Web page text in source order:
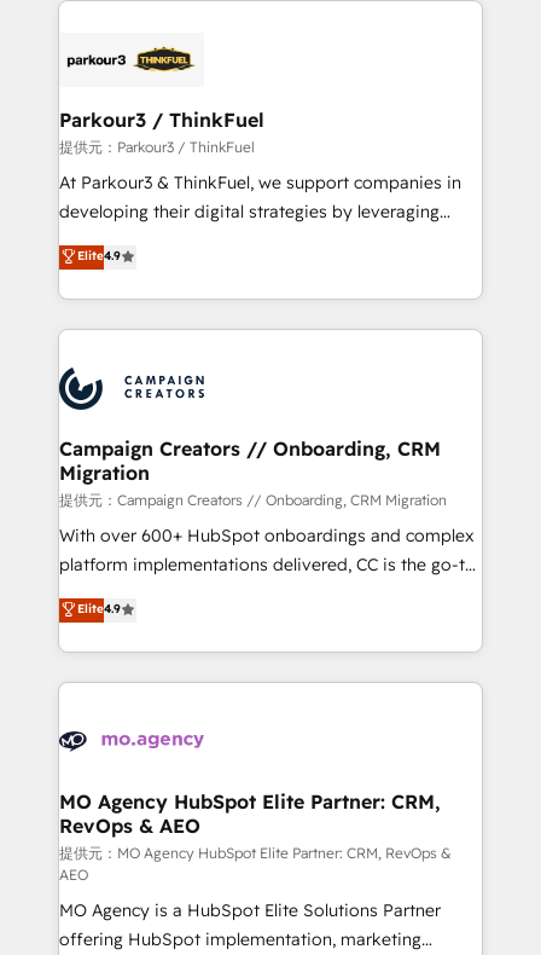
strategies that integrate data-driven marketing,
companies scale faster and smarter. 🔹 BOOMS:
Demand generation for all your buyers With BOOMS,
you invest in 100% of your buyers, accelerating your
growth and positioning yourself as an undisputed
transformation process A methodology designed to
implement HubSpot effectively and optimize your
record of business transformation, our growth-first
approach has helped brands dominate their
Parkour3 / ThinkFuel
提供元：Parkour3 / ThinkFuel
At Parkour3 & ThinkFuel, we support companies in
developing their digital strategies by leveraging
technologies and automating their marketing and
sales processes to generate growth. Our offer spans
from Strategy to Operations. We specialize in CRM
onboarding and implementation, web design, sales
extensive experience working with tech companies
and manufacturers since 2002, we are committed to
empowering our clients and developing their
autonomy. Get to grips with HubSpot through
guided implementation and seamless integration of
the CRM platform into your digital ecosystem. Would
you like support in deploying your inbound
to your needs and sales objectives. With 125+
certifications, we are part of the most certified
services are offered in both English & French.
Elite4.9
Campaign Creators // Onboarding, CRM
Migration
提供元：Campaign Creators // Onboarding, CRM Migration
With over 600+ HubSpot onboardings and complex
platform implementations delivered, CC is the go-to
Elite Solutions Partner for businesses ready to
migrate, replatform, and scale smarter. We specialize
in high-impact CRM and CMS migrations and
onboarding from platforms like Salesforce, NetSuite,
WordPress and legacy CRMs, turning fragmented
architectures that accelerate revenue operations and
performance. - Multi-object CRM migration, cleanup,
and implementation. - Pre-built and custom
integrations across your full tech stack. - Custom
object setup, CMS builds, and full-funnel automation.
- Dashboards, lifecycle campaigns, and lead
Elite4.9
MO Agency HubSpot Elite Partner: CRM,
RevOps & AEO
提供元：MO Agency HubSpot Elite Partner: CRM, RevOps &
AEO
MO Agency is a HubSpot Elite Solutions Partner
offering HubSpot implementation, marketing